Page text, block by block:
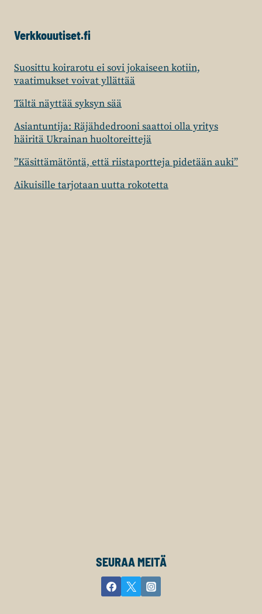
Verkkouutiset.fi
Suosittu koirarotu ei sovi jokaiseen kotiin,
vaatimukset voivat yllättää
Tältä näyttää syksyn sää
Asiantuntija: Räjähdedrooni saattoi olla yritys
häiritä Ukrainan huoltoreittejä
”Käsittämätöntä, että riistaportteja pidetään auki”
Aikuisille tarjotaan uutta rokotetta
SEURAA MEITÄ